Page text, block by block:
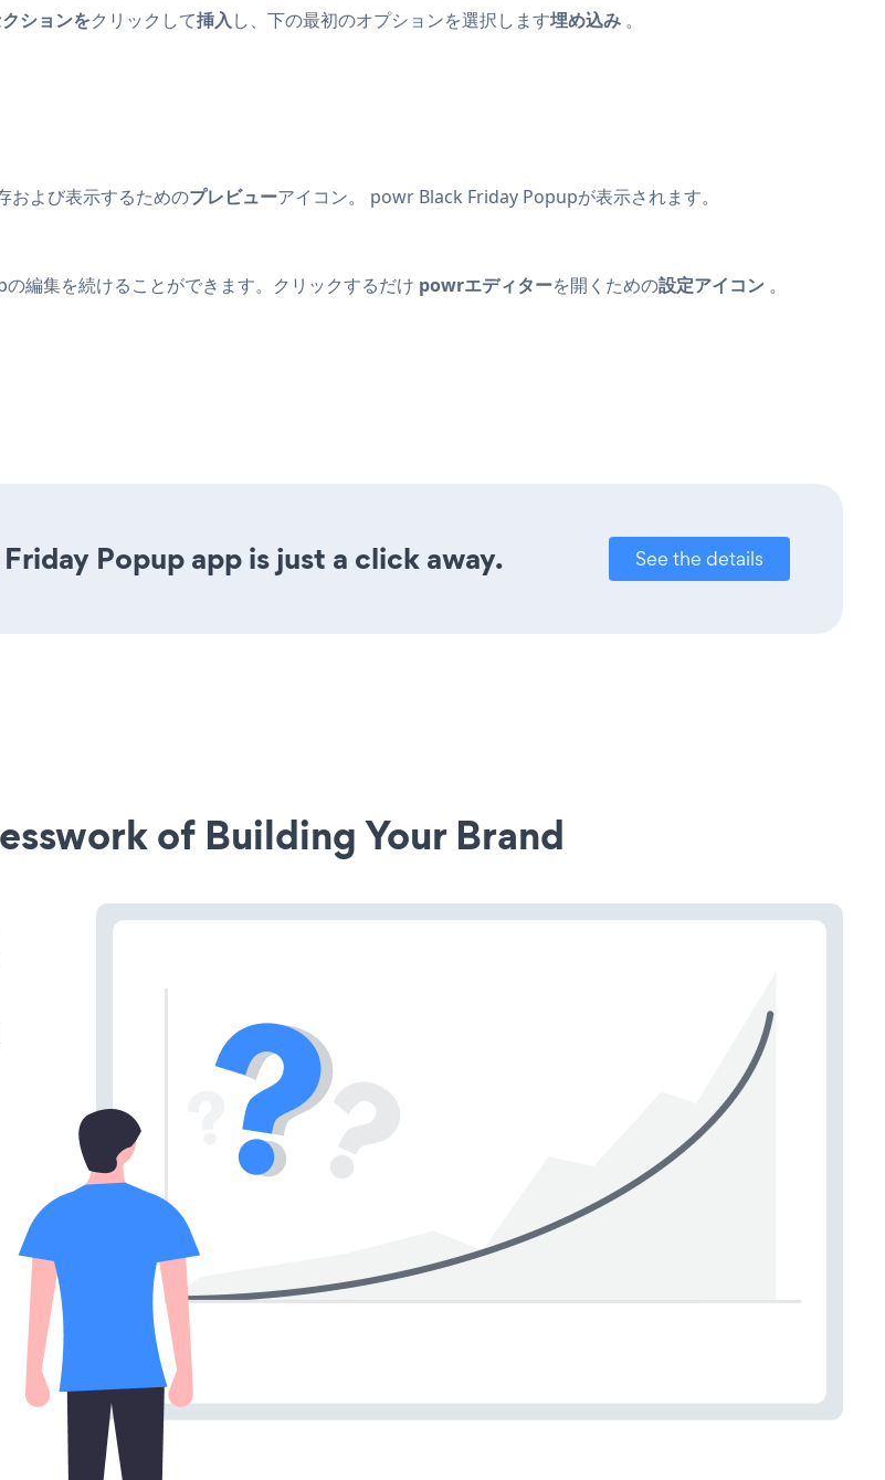
ションをクリックして挿入し、下の最初のオプションを選択します埋め込み 。
および表示するためのプレビューアイコン。 powr Black Friday Popupが表示されます。
編集を続けることができます。クリックするだけ powrエディターを開くための設定アイコン 。
Popup app is just a click away. See the details
of Building Your Brand